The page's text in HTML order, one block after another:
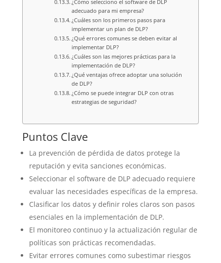
¿Cómo selecciono el software de DLP
adecuado para mi empresa?
¿Cuáles son los primeros pasos para
implementar un plan de DLP?
¿Qué errores comunes se deben evitar al
implementar DLP?
¿Cuáles son las mejores prácticas para la
implementación de DLP?
¿Qué ventajas ofrece adoptar una solución
de DLP?
¿Cómo se puede integrar DLP con otras
estrategias de seguridad?
Puntos Clave
La prevención de pérdida de datos protege la
reputación y evita sanciones económicas.
Seleccionar el software de DLP adecuado requiere
evaluar las necesidades específicas de la empresa.
Clasificar los datos y definir roles claros son pasos
esenciales en la implementación de DLP.
El monitoreo continuo y la actualización regular de
políticas son prácticas recomendadas.
Evitar errores comunes como subestimar riesgos